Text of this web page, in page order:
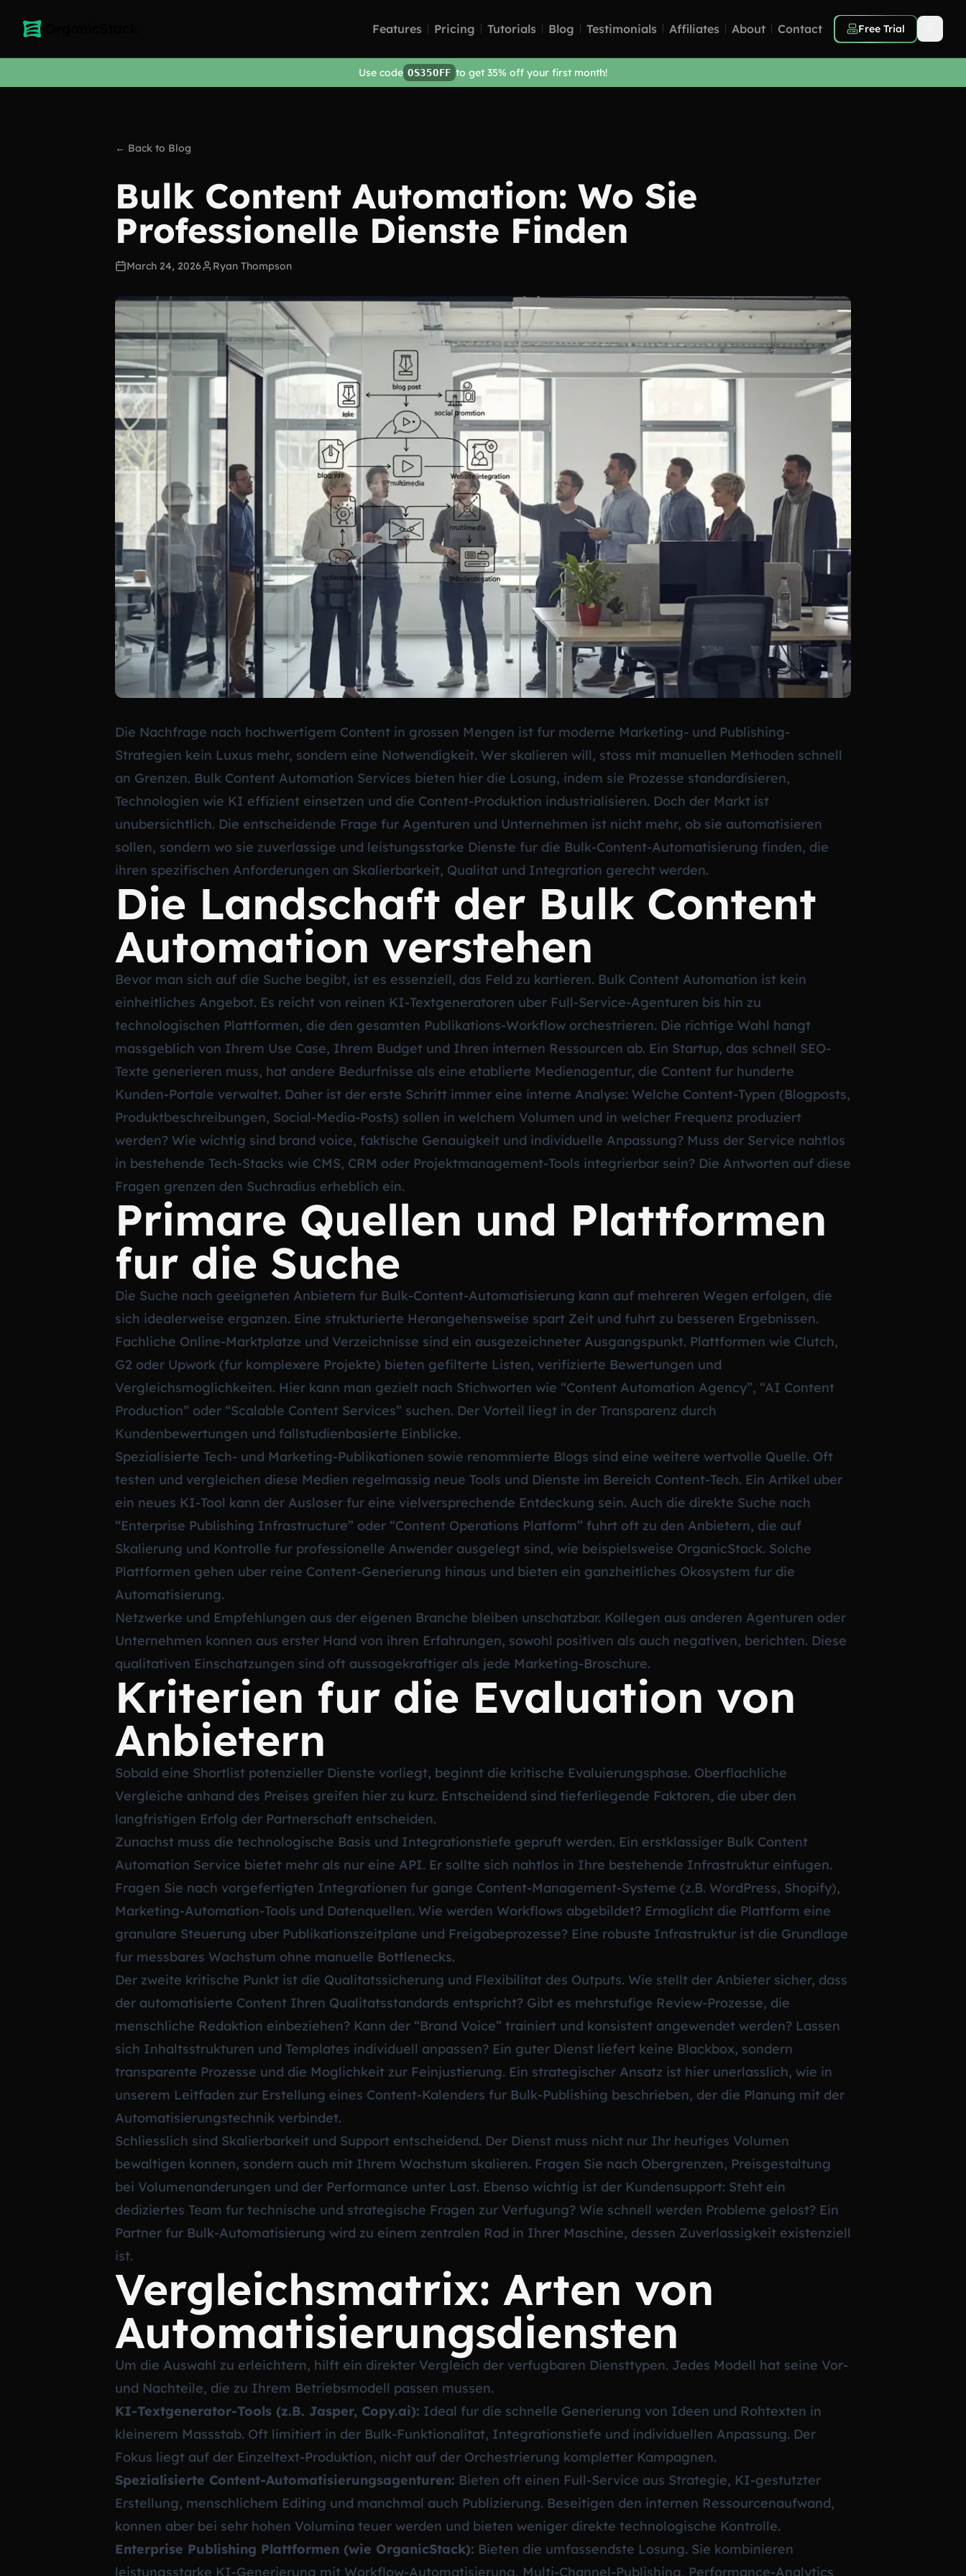
Features Pricing Tutorials Blog Testimonials Affiliates About Contact Free Trial
Use code OS35OFF to get 35% off your first month!
← Back to Blog
Bulk Content Automation: Wo Sie
Professionelle Dienste Finden
March 24, 2026 Ryan Thompson
Die Nachfrage nach hochwertigem Content in grossen Mengen ist fur moderne Marketing- und Publishing-
Strategien kein Luxus mehr, sondern eine Notwendigkeit. Wer skalieren will, stoss mit manuellen Methoden schnell
an Grenzen. Bulk Content Automation Services bieten hier die Losung, indem sie Prozesse standardisieren,
Technologien wie KI effizient einsetzen und die Content-Produktion industrialisieren. Doch der Markt ist
unubersichtlich. Die entscheidende Frage fur Agenturen und Unternehmen ist nicht mehr, ob sie automatisieren
sollen, sondern wo sie zuverlassige und leistungsstarke Dienste fur die Bulk-Content-Automatisierung finden, die
ihren spezifischen Anforderungen an Skalierbarkeit, Qualitat und Integration gerecht werden.
Die Landschaft der Bulk Content
Automation verstehen
Bevor man sich auf die Suche begibt, ist es essenziell, das Feld zu kartieren. Bulk Content Automation ist kein
einheitliches Angebot. Es reicht von reinen KI-Textgeneratoren uber Full-Service-Agenturen bis hin zu
technologischen Plattformen, die den gesamten Publikations-Workflow orchestrieren. Die richtige Wahl hangt
massgeblich von Ihrem Use Case, Ihrem Budget und Ihren internen Ressourcen ab. Ein Startup, das schnell SEO-
Texte generieren muss, hat andere Bedurfnisse als eine etablierte Medienagentur, die Content fur hunderte
Kunden-Portale verwaltet. Daher ist der erste Schritt immer eine interne Analyse: Welche Content-Typen (Blogposts,
Produktbeschreibungen, Social-Media-Posts) sollen in welchem Volumen und in welcher Frequenz produziert
werden? Wie wichtig sind brand voice, faktische Genauigkeit und individuelle Anpassung? Muss der Service nahtlos
in bestehende Tech-Stacks wie CMS, CRM oder Projektmanagement-Tools integrierbar sein? Die Antworten auf diese
Fragen grenzen den Suchradius erheblich ein.
Primare Quellen und Plattformen
fur die Suche
Die Suche nach geeigneten Anbietern fur Bulk-Content-Automatisierung kann auf mehreren Wegen erfolgen, die
sich idealerweise erganzen. Eine strukturierte Herangehensweise spart Zeit und fuhrt zu besseren Ergebnissen.
Fachliche Online-Marktplatze und Verzeichnisse sind ein ausgezeichneter Ausgangspunkt. Plattformen wie Clutch,
G2 oder Upwork (fur komplexere Projekte) bieten gefilterte Listen, verifizierte Bewertungen und
Vergleichsmoglichkeiten. Hier kann man gezielt nach Stichworten wie “Content Automation Agency”, “AI Content
Production” oder “Scalable Content Services” suchen. Der Vorteil liegt in der Transparenz durch
Kundenbewertungen und fallstudienbasierte Einblicke.
Spezialisierte Tech- und Marketing-Publikationen sowie renommierte Blogs sind eine weitere wertvolle Quelle. Oft
testen und vergleichen diese Medien regelmassig neue Tools und Dienste im Bereich Content-Tech. Ein Artikel uber
ein neues KI-Tool kann der Ausloser fur eine vielversprechende Entdeckung sein. Auch die direkte Suche nach
“Enterprise Publishing Infrastructure” oder “Content Operations Platform” fuhrt oft zu den Anbietern, die auf
Skalierung und Kontrolle fur professionelle Anwender ausgelegt sind, wie beispielsweise OrganicStack. Solche
Plattformen gehen uber reine Content-Generierung hinaus und bieten ein ganzheitliches Okosystem fur die
Automatisierung.
Netzwerke und Empfehlungen aus der eigenen Branche bleiben unschatzbar. Kollegen aus anderen Agenturen oder
Unternehmen konnen aus erster Hand von ihren Erfahrungen, sowohl positiven als auch negativen, berichten. Diese
qualitativen Einschatzungen sind oft aussagekraftiger als jede Marketing-Broschure.
Kriterien fur die Evaluation von
Anbietern
Sobald eine Shortlist potenzieller Dienste vorliegt, beginnt die kritische Evaluierungsphase. Oberflachliche
Vergleiche anhand des Preises greifen hier zu kurz. Entscheidend sind tieferliegende Faktoren, die uber den
langfristigen Erfolg der Partnerschaft entscheiden.
Zunachst muss die technologische Basis und Integrationstiefe gepruft werden. Ein erstklassiger Bulk Content
Automation Service bietet mehr als nur eine API. Er sollte sich nahtlos in Ihre bestehende Infrastruktur einfugen.
Fragen Sie nach vorgefertigten Integrationen fur gange Content-Management-Systeme (z.B. WordPress, Shopify),
Marketing-Automation-Tools und Datenquellen. Wie werden Workflows abgebildet? Ermoglicht die Plattform eine
granulare Steuerung uber Publikationszeitplane und Freigabeprozesse? Eine robuste Infrastruktur ist die Grundlage
fur messbares Wachstum ohne manuelle Bottlenecks.
Der zweite kritische Punkt ist die Qualitatssicherung und Flexibilitat des Outputs. Wie stellt der Anbieter sicher, dass
der automatisierte Content Ihren Qualitatsstandards entspricht? Gibt es mehrstufige Review-Prozesse, die
menschliche Redaktion einbeziehen? Kann der “Brand Voice” trainiert und konsistent angewendet werden? Lassen
sich Inhaltsstrukturen und Templates individuell anpassen? Ein guter Dienst liefert keine Blackbox, sondern
transparente Prozesse und die Moglichkeit zur Feinjustierung. Ein strategischer Ansatz ist hier unerlasslich, wie in
unserem Leitfaden zur Erstellung eines Content-Kalenders fur Bulk-Publishing beschrieben, der die Planung mit der
Automatisierungstechnik verbindet.
Schliesslich sind Skalierbarkeit und Support entscheidend. Der Dienst muss nicht nur Ihr heutiges Volumen
bewaltigen konnen, sondern auch mit Ihrem Wachstum skalieren. Fragen Sie nach Obergrenzen, Preisgestaltung
bei Volumenanderungen und der Performance unter Last. Ebenso wichtig ist der Kundensupport: Steht ein
dediziertes Team fur technische und strategische Fragen zur Verfugung? Wie schnell werden Probleme gelost? Ein
Partner fur Bulk-Automatisierung wird zu einem zentralen Rad in Ihrer Maschine, dessen Zuverlassigkeit existenziell
ist.
Vergleichsmatrix: Arten von
Automatisierungsdiensten
Um die Auswahl zu erleichtern, hilft ein direkter Vergleich der verfugbaren Diensttypen. Jedes Modell hat seine Vor-
und Nachteile, die zu Ihrem Betriebsmodell passen mussen.
KI-Textgenerator-Tools (z.B. Jasper, Copy.ai): Ideal fur die schnelle Generierung von Ideen und Rohtexten in
kleinerem Massstab. Oft limitiert in der Bulk-Funktionalitat, Integrationstiefe und individuellen Anpassung. Der
Fokus liegt auf der Einzeltext-Produktion, nicht auf der Orchestrierung kompletter Kampagnen.
Spezialisierte Content-Automatisierungsagenturen: Bieten oft einen Full-Service aus Strategie, KI-gestutzter
Erstellung, menschlichem Editing und manchmal auch Publizierung. Beseitigen den internen Ressourcenaufwand,
konnen aber bei sehr hohen Volumina teuer werden und bieten weniger direkte technologische Kontrolle.
Enterprise Publishing Plattformen (wie OrganicStack): Bieten die umfassendste Losung. Sie kombinieren
leistungsstarke KI-Generierung mit Workflow-Automatisierung, Multi-Channel-Publishing, Performance-Analytics